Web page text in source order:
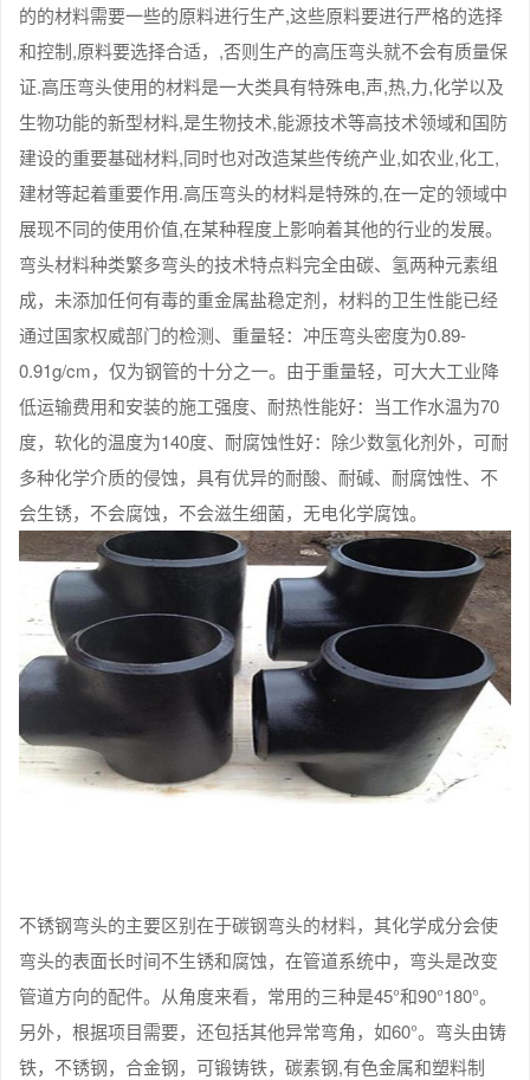
的的材料需要一些的原料进行生产,这些原料要进行严格的选择
和控制,原料要选择合适，,否则生产的高压弯头就不会有质量保
证.高压弯头使用的材料是一大类具有特殊电,声,热,力,化学以及
生物功能的新型材料,是生物技术,能源技术等高技术领域和国防
建设的重要基础材料,同时也对改造某些传统产业,如农业,化工,
建材等起着重要作用.高压弯头的材料是特殊的,在一定的领域中
展现不同的使用价值,在某种程度上影响着其他的行业的发展。
弯头材料种类繁多弯头的技术特点料完全由碳、氢两种元素组
成，未添加任何有毒的重金属盐稳定剂，材料的卫生性能已经
通过国家权威部门的检测、重量轻：冲压弯头密度为0.89-
0.91g/cm，仅为钢管的十分之一。由于重量轻，可大大工业降
低运输费用和安装的施工强度、耐热性能好：当工作水温为70
度，软化的温度为140度、耐腐蚀性好：除少数氢化剂外，可耐
多种化学介质的侵蚀，具有优异的耐酸、耐碱、耐腐蚀性、不
会生锈，不会腐蚀，不会滋生细菌，无电化学腐蚀。
不锈钢弯头的主要区别在于碳钢弯头的材料，其化学成分会使
弯头的表面长时间不生锈和腐蚀，在管道系统中，弯头是改变
管道方向的配件。从角度来看，常用的三种是45°和90°180°。
另外，根据项目需要，还包括其他异常弯角，如60°。弯头由铸
铁，不锈钢，合金钢，可锻铸铁，碳素钢,有色金属和塑料制